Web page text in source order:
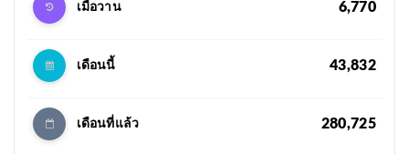
เมื่อวาน 6,770
เดือนนี้ 43,832
เดือนที่แล้ว 280,725